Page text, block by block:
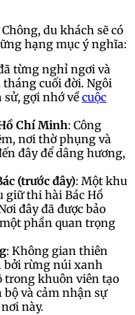
du khách sẽ có
hạng mục ý nghĩa:
từng nghỉ ngơi và
cuối đời. Ngôi
gợi nhớ vềcuộc
Chí Minh: Công
nơi thờ phụng và
đây để dâng hương,
(trước đây): Một khu
giữ thi hài Bác Hồ
đây đã được bảo
phần quan trọng
: Không gian thiên
bởi rừng núi xanh
trong khuôn viên tạo
và cảm nhận sự
này.